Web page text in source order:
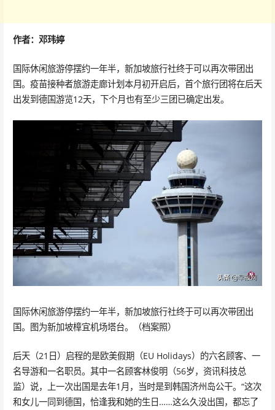
作者：邓玮婷
国际休闲旅游停摆约一年半，新加坡旅行社终于可以再次带团出
国。疫苗接种者旅游走廊计划本月初开启后，首个旅行团将在后天
出发到德国游览12天，下个月也有至少三团已确定出发。
国际休闲旅游停摆约一年半，新加坡旅行社终于可以再次带团出
国。图为新加坡樟宜机场塔台。（档案照）
后天（21日）启程的是欧美假期（EU Holidays）的六名顾客、一
名导游和一名职员。其中一名顾客林俊明（56岁，资讯科技总
监）说，上一次出国是去年1月，当时是到韩国济州岛公干。“这次
和女儿一同到德国，恰逢我和她的生日……这么久没出国，都忘了